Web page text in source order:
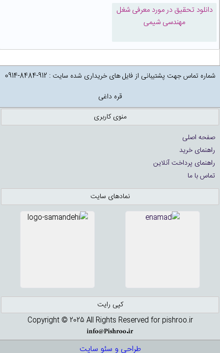
دانلود تحقیق در مورد معرفی شغل
مهندسی شیمی
شماره تماس جهت پشتیبانی از فایل های خریداری شده سایت : 912-8484-0914
قره داغی
منوی کاربری
صفحه اصلی
راهنمای خرید
راهنمای پرداخت آنلاین
تماس با ما
نمادهای سایت
کپی رایت
Copyright © 2025 All Rights Reserved for pishroo.ir
طراحی و سئو سایت